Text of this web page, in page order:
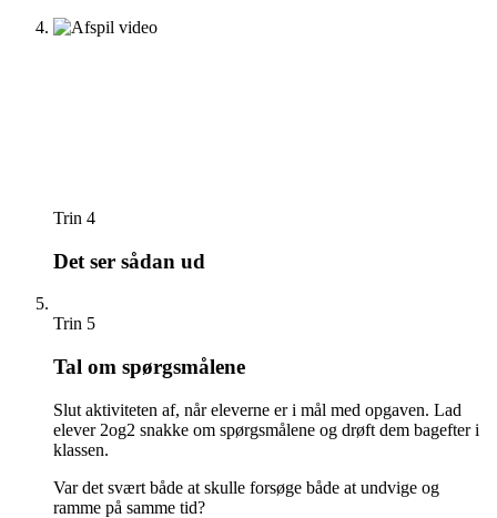
Trin 4
Det ser sådan ud
Trin 5
Tal om spørgsmålene
Slut aktiviteten af, når eleverne er i mål med opgaven. Lad
elever 2og2 snakke om spørgsmålene og drøft dem bagefter i
klassen.
Var det svært både at skulle forsøge både at undvige og
ramme på samme tid?